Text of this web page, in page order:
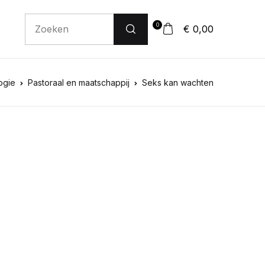
0 € 0,00
Pastoraal en maatschappij Seks kan wachten